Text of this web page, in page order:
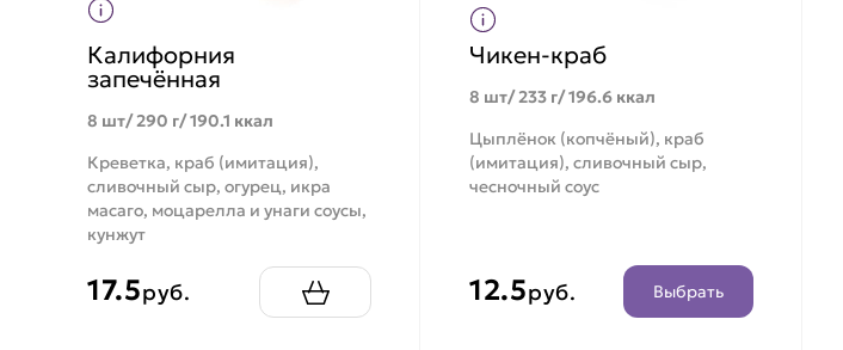
Калифорния
запечённая
8 шт/ 290 г/ 190.1 ккал
Креветка, краб (имитация),
сливочный сыр, огурец, икра
масаго, моцарелла и унаги соусы,
кунжут
17.5руб.
Чикен-краб
8 шт/ 233 г/ 196.6 ккал
Цыплёнок (копчёный), краб
(имитация), сливочный сыр,
чесночный соус
12.5руб. Выбрать